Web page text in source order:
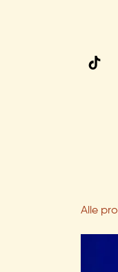
Alle